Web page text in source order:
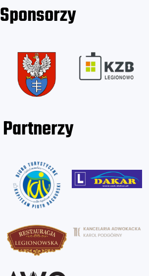
Sponsorzy
Partnerzy